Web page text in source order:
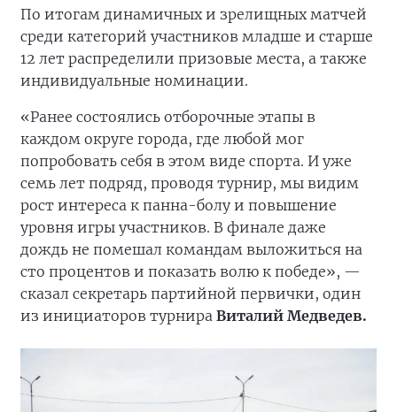
По итогам динамичных и зрелищных матчей
среди категорий участников младше и старше
12 лет распределили призовые места, а также
индивидуальные номинации.
«Ранее состоялись отборочные этапы в
каждом округе города, где любой мог
попробовать себя в этом виде спорта. И уже
семь лет подряд, проводя турнир, мы видим
рост интереса к панна-болу и повышение
уровня игры участников. В финале даже
дождь не помешал командам выложиться на
сто процентов и показать волю к победе», —
сказал секретарь партийной первички, один
из инициаторов турнира Виталий Медведев.